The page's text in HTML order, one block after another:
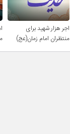
اجر هزار شهید برای
منتظران امام زمان(عج)